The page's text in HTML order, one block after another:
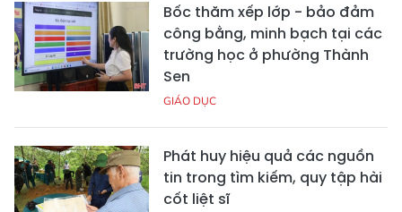
Bốc thăm xếp lớp - bảo đảm
công bằng, minh bạch tại các
trường học ở phường Thành
Sen
GIÁO DỤC
Phát huy hiệu quả các nguồn
tin trong tìm kiếm, quy tập hài
cốt liệt sĩ